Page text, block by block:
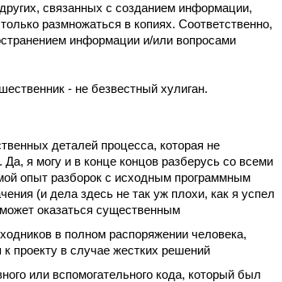
связанных с созданием информации,
размножаться в копиях. Соответственно,
информации и/или вопросами
- не безвестный хулиган.
деталей процесса, которая не
я могу и в конце концов разберусь со всеми
опыт разборок с исходным программным
(и дела здесь не так уж плохи, как я успел
оказаться существенным
в полном распоряжении человека,
проекту в случае жестких решений
или вспомогательного кода, который был